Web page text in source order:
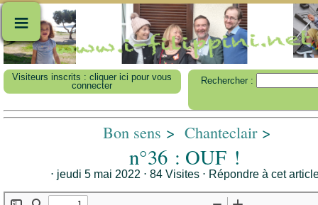
Visiteurs inscrits : cliquer ici pour vous
connecter
Rechercher :
≡
Bon sens > Chanteclair>
n°36 : OUF !
⋅ jeudi 5 mai 2022 ⋅ 84 Visites ⋅ Répondre à cet